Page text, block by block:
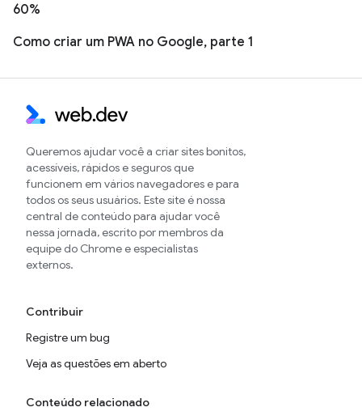
60%
Como criar um PWA no Google, parte 1
Queremos ajudar você a criar sites bonitos,
acessíveis, rápidos e seguros que
funcionem em vários navegadores e para
todos os seus usuários. Este site é nossa
central de conteúdo para ajudar você
nessa jornada, escrito por membros da
equipe do Chrome e especialistas
externos.
Contribuir
Registre um bug
Veja as questões em aberto
Conteúdo relacionado